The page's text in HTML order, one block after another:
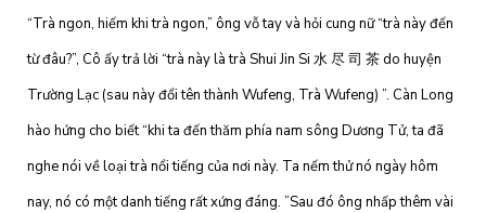
“Trà ngon, hiếm khi trà ngon,” ông vỗ tay và hỏi cung nữ “trà này đến
từ đâu?”, Cô ấy trả lời “trà này là trà Shui Jin Si 水 尽 司 茶 do huyện
Trường Lạc (sau này đổi tên thành Wufeng, Trà Wufeng) ”. Càn Long
hào hứng cho biết “khi ta đến thăm phía nam sông Dương Tử, ta đã
nghe nói về loại trà nổi tiếng của nơi này. Ta nếm thử nó ngày hôm
nay, nó có một danh tiếng rất xứng đáng. ”Sau đó ông nhấp thêm vài